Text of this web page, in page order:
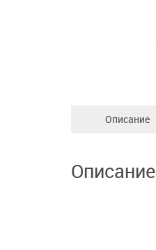
Описание
Описание